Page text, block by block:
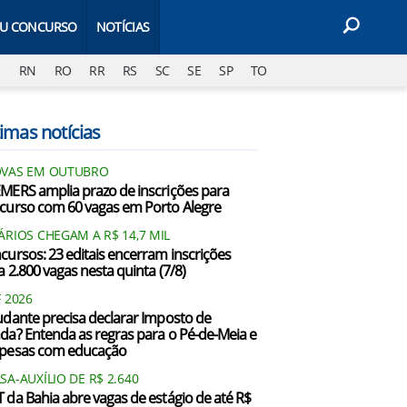
CONCURSO NOTÍCIAS
RN RO RR RS SC SE SP TO
notícias
EM OUTUBRO
amplia prazo de inscrições para
com 60 vagas em Porto Alegre
CHEGAM A R$ 14,7 MIL
23 editais encerram inscrições
2.800 vagas nesta quinta (7/8)
2026
precisa declarar Imposto de
Entenda as regras para o Pé-de-Meia e
com educação
AUXÍLIO DE R$ 2.640
da Bahia abre vagas de estágio de até R$